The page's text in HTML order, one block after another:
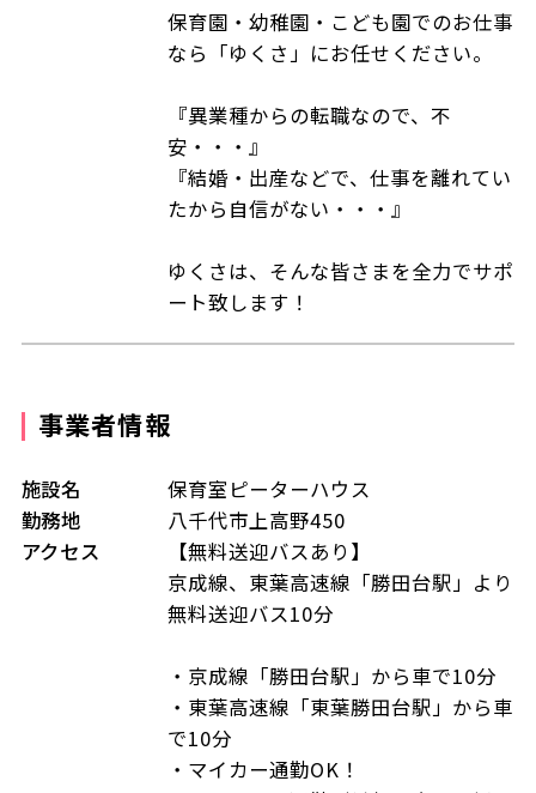
保育園・幼稚園・こども園でのお仕事
なら「ゆくさ」にお任せください。
『異業種からの転職なので、不
安・・・』
『結婚・出産などで、仕事を離れてい
たから自信がない・・・』
ゆくさは、そんな皆さまを全力でサポ
ート致します！
事業者情報
施設名
保育室ピーターハウス
勤務地
八千代市上高野450
アクセス
【無料送迎バスあり】
京成線、東葉高速線「勝田台駅」より
無料送迎バス10分
・京成線「勝田台駅」から車で10分
・東葉高速線「東葉勝田台駅」から車
で10分
・マイカー通勤OK！